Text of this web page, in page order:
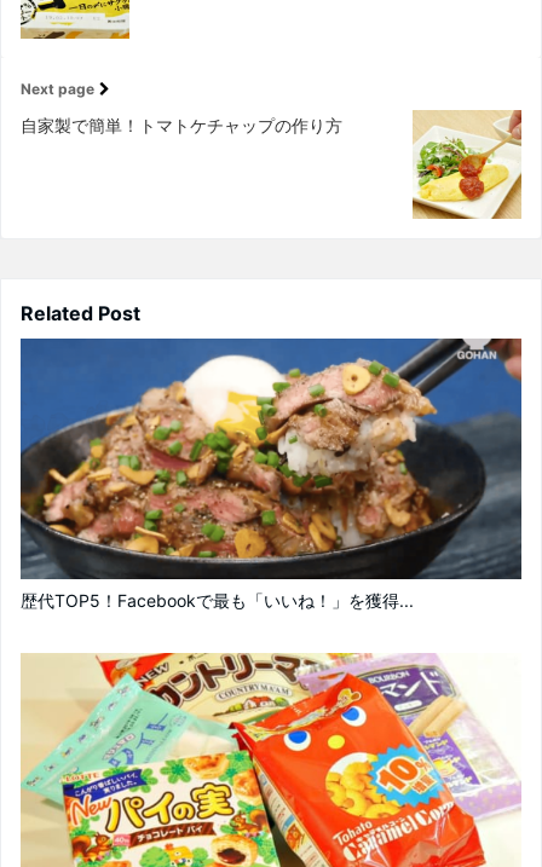
Next page
自家製で簡単！トマトケチャップの作り方
Related Post
歴代TOP5！Facebookで最も「いいね！」を獲得...